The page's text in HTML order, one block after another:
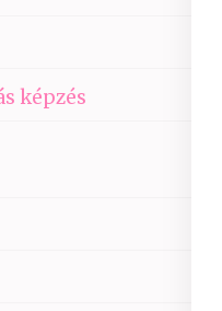
képzés